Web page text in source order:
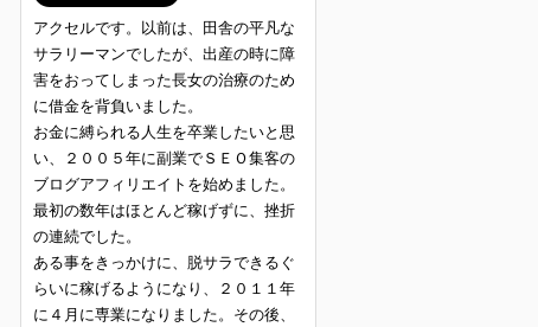
アクセルです。以前は、田舎の平凡な
サラリーマンでしたが、出産の時に障
害をおってしまった長女の治療のため
に借金を背負いました。
お金に縛られる人生を卒業したいと思
い、２００５年に副業でＳＥＯ集客の
ブログアフィリエイトを始めました。
最初の数年はほとんど稼げずに、挫折
の連続でした。
ある事をきっかけに、脱サラできるぐ
らいに稼げるようになり、２０１１年
に４月に専業になりました。その後、